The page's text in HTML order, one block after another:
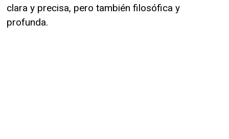
clara y precisa, pero también filosófica y
profunda.